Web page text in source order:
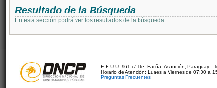
Resultado de la Búsqueda
En esta sección podrá ver los resultados de la búsqueda
E.E.U.U. 961 c/ Tte. Fariña. Asunción, Paraguay -
Horario de Atención: Lunes a Viernes de 07:00 a
Preguntas Frecuentes